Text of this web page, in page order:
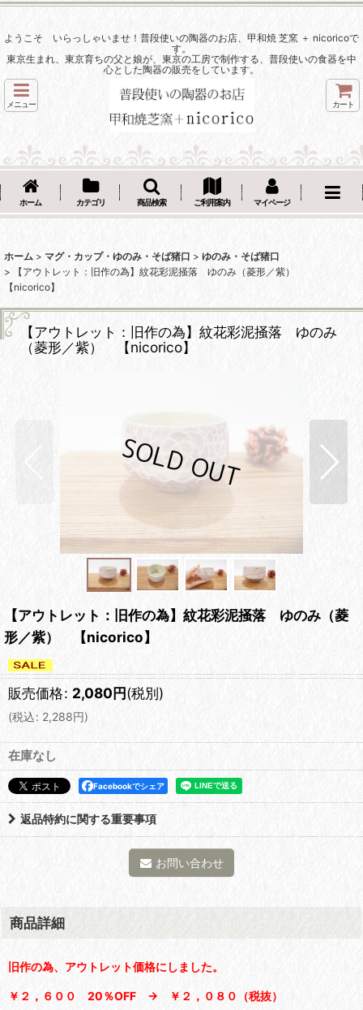
ようこそ いらっしゃいませ！普段使いの陶器のお店、甲和焼 芝窯 ＋ nicoricoで
す。
東京生まれ、東京育ちの父と娘が、東京の工房で制作する、普段使いの食器を中
心とした陶器の販売をしています。
メニュー カート
ホーム カテゴリ 商品検索 ご利用案内 マイページ
ホーム > マグ・カップ・ゆのみ・そば猪口 > ゆのみ・そば猪口
>
【アウトレット：旧作の為】紋花彩泥掻落 ゆのみ（菱形／紫）
【nicorico】
【アウトレット：旧作の為】紋花彩泥掻落 ゆのみ
（菱形／紫） 【nicorico】
【アウトレット：旧作の為】紋花彩泥掻落 ゆのみ（菱
形／紫） 【nicorico】
販売価格: 2,080円(税別)
(税込: 2,288円)
在庫なし
Facebookでシェア
返品特約に関する重要事項
お問い合わせ
商品詳細
旧作の為、アウトレット価格にしました。
￥２，６００ 20％OFF → ￥２，０８０（税抜）